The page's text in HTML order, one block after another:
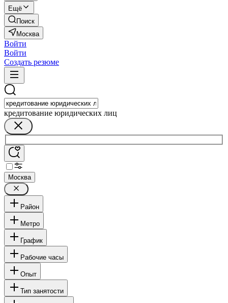
Ещё
Поиск
Москва
Войти
Войти
Создать резюме
кредитование юридических лиц
Москва
Район
Метро
График
Рабочие часы
Опыт
Тип занятости